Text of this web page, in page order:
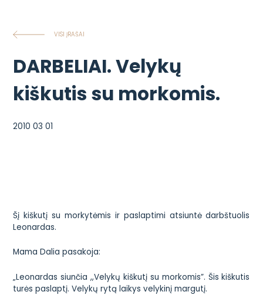
VISI ĮRAŠAI
DARBELIAI. Velykų
kiškutis su morkomis.
2010 03 01
Šį kiškutį su morkytėmis ir paslaptimi atsiuntė darbštuolis
Leonardas.
Mama Dalia pasakoja:
„Leonardas siunčia ,,Velykų kiškutį su morkomis”. Šis kiškutis
turės paslaptį. Velykų rytą laikys velykinį margutį.